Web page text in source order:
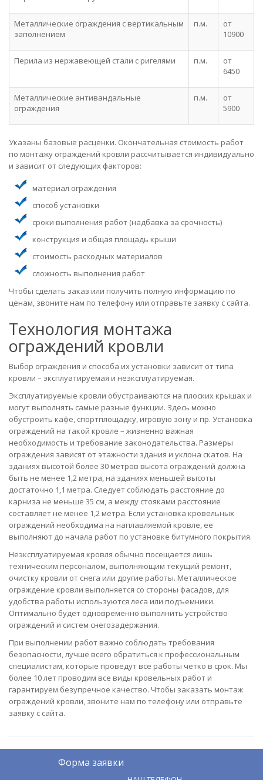
Металлические ограждения с вертикальным
заполнением
п.м.
от
10900
Перила из нержавеющей стали с ригелями п.м.
от
6450
Металлические антивандальные
ограждения
п.м.
от
5900
Указаны базовые расценки. Окончательная стоимость работ
по монтажу ограждений кровли рассчитывается индивидуально
и зависит от следующих факторов:
материал ограждения
способ установки
сроки выполнения работ (надбавка за срочность)
конструкция и общая площадь крыши
стоимость расходных материалов
сложность выполнения работ
Чтобы сделать заказ или получить полную информацию по
ценам, звоните нам по телефону или отправьте заявку с сайта.
Технология монтажа
ограждений кровли
Выбор ограждения и способа их установки зависит от типа
кровли – эксплуатируемая и неэксплуатируемая.
Эксплуатируемые кровли обустраиваются на плоских крышах и
могут выполнять самые разные функции. Здесь можно
обустроить кафе, спортплощадку, игровую зону и пр. Установка
ограждений на такой кровле – жизненно важная
необходимость и требование законодательства. Размеры
ограждения зависят от этажности здания и уклона скатов. На
зданиях высотой более 30 метров высота ограждений должна
быть не менее 1,2 метра, на зданиях меньшей высоты
достаточно 1,1 метра. Следует соблюдать расстояние до
карниза не меньше 35 см, а между стояками расстояние
составляет не менее 1,2 метра. Если установка кровельных
ограждений необходима на наплавляемой кровле, ее
выполняют до начала работ по установке битумного покрытия.
Неэксплуатируемая кровля обычно посещается лишь
техническим персоналом, выполняющим текущий ремонт,
очистку кровли от снега или другие работы. Металлическое
ограждение кровли выполняется со стороны фасадов, для
удобства работы используются леса или подъемники.
Оптимально будет одновременно выполнить устройство
ограждений и систем снегозадержания.
При выполнении работ важно соблюдать требования
безопасности, лучше всего обратиться к профессиональным
специалистам, которые проведут все работы четко в срок. Мы
более 10 лет проводим все виды кровельных работ и
гарантируем безупречное качество. Чтобы заказать монтаж
ограждений кровли, звоните нам по телефону или отправьте
заявку с сайта.
Форма заявки